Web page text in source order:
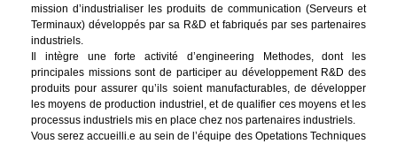
mission d’industrialiser les produits de communication (Serveurs et
Terminaux) développés par sa R&D et fabriqués par ses partenaires
industriels.
Il intègre une forte activité d’engineering Methodes, dont les
principales missions sont de participer au développement R&D des
produits pour assurer qu’ils soient manufacturables, de développer
les moyens de production industriel, et de qualifier ces moyens et les
processus industriels mis en place chez nos partenaires industriels.
Vous serez accueilli.e au sein de l’équipe des Opetations Techniques